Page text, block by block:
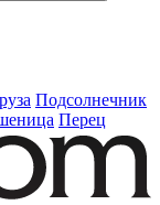
Подсолнечник
Перец